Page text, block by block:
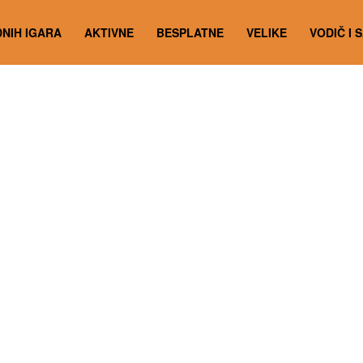
IGARA AKTIVNE BESPLATNE VELIKE VODIČ I